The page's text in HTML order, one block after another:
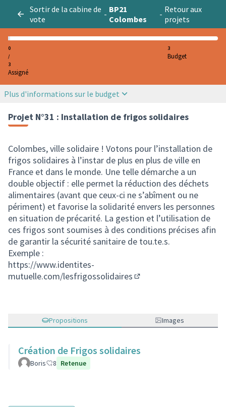
Sortir de la cabine de
vote
- BP21
Colombes
- Retour aux
projets
0
/
3
Assigné
3
Budget
Plus d'informations sur le budget
Projet N°31 : Installation de frigos solidaires
Colombes, ville solidaire ! Votons pour l’installation de
frigos solidaires à l’instar de plus en plus de ville en
France et dans le monde. Une telle démarche a un
double objectif : elle permet la réduction des déchets
alimentaires (avant que ceux-ci ne s’abîment ou ne
périment) et favorise la solidarité envers les personnes
en situation de précarité. La gestion et l’utilisation de
ces frigos sont soumises à des conditions précises afin
de garantir la sécurité sanitaire de tou.te.s.
Exemple :
https://www.identites-
mutuelle.com/lesfrigossolidaires
Propositions Images
Création de Frigos solidaires
Boris 8 Retenue